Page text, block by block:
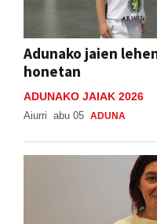
Adunako jaien
honetan
ADUNAKO JAIAK 2026
Aiurri abu 05 ADUNA